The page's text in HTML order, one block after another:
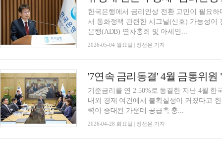
한국은행에서 금리인상 전환 고민이 필요
서 통화정책 관련한 시그널(신호) 가능성이 전망된다. 유상대 한국은행 부총재는 아시아개발
은행(ADB) 연차총회 및 아세안...
2026-05-04 월요일 | 정선은 기자
기준금리를 연 2.50%로 동결한 지난 4월
내외 경제 여건에서 불확실성이 커졌다고
력이 증대된 가운데 공급측 충...
2026-04-28 화요일 | 정선은 기자